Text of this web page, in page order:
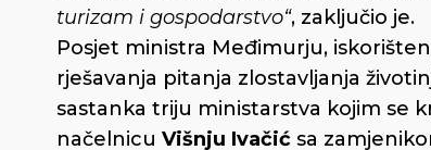
turizam i gospodarstvo“, zaključio je.
Posjet ministra Međimurju,
rješavanja pitanja zlostavljanja
sastanka triju ministarstva kojim se
načelnicu Višnju Ivačić sa